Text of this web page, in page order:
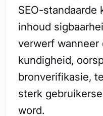
SEO-standaarde
inhoud
verwerf
kundigheid,
bronverifikasie,
sterk
word.